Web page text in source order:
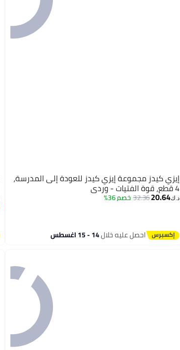
إيزي كيدز مجموعة إيزي كيدز للعودة إلى المدرسة،
4 قطع، قوة الفتيات - وردي
د.ك‏20.64
32.36خصم 36%
احصل عليه خلال14 - 15 اغسطس